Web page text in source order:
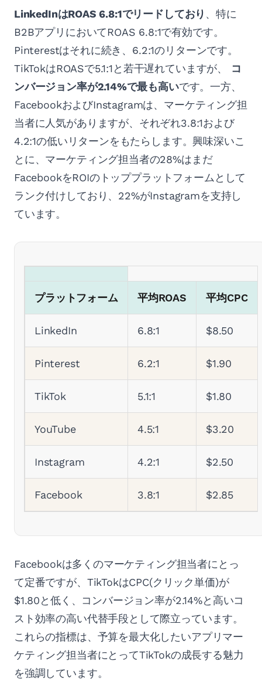
LinkedInはROAS 6.8:1でリードしており 、特に
B2BアプリにおいてROAS 6.8:1で有効です。
Pinterestはそれに続き、6.2:1のリターンです。
TikTokはROASで5.1:1と若干遅れていますが、
コ
ンバージョン率が2.14%で最も高いです。一方、
FacebookおよびInstagramは、マーケティング担
当者に人気がありますが、それぞれ3.8:1および
4.2:1の低いリターンをもたらします。興味深いこ
とに、マーケティング担当者の28%はまだ
FacebookをROIのトッププラットフォームとして
ランク付けしており、22%がInstagramを支持し
ています。
プラットフォーム 平均ROAS 平均CPC
LinkedIn 6.8:1 $8.50
Pinterest 6.2:1 $1.90
TikTok 5.1:1 $1.80
YouTube 4.5:1 $3.20
Instagram 4.2:1 $2.50
Facebook 3.8:1 $2.85
Facebookは多くのマーケティング担当者にとっ
て定番ですが、TikTokはCPC(クリック単価)が
$1.80と低く、コンバージョン率が2.14%と高いコ
スト効率の高い代替手段として際立っています。
これらの指標は、予算を最大化したいアプリマー
ケティング担当者にとってTikTokの成長する魅力
を強調しています。